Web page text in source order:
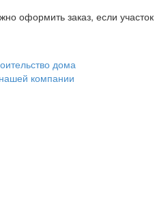
оформить заказ, если участок
дома
компании